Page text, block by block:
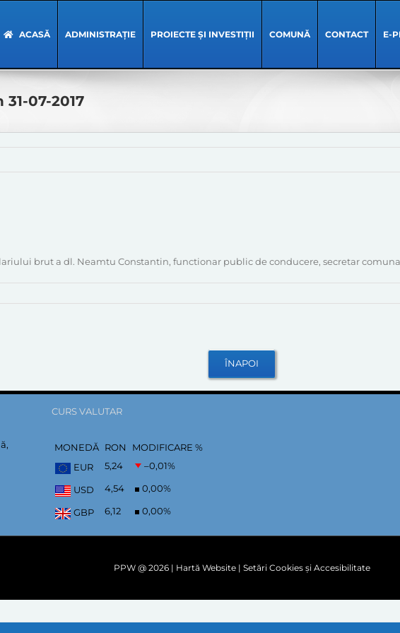
ACASĂ ADMINISTRAȚIE PROIECTE ȘI INVESTIȚII COMUNĂ CONTACT E-
07-2017
brut a dl. Neamtu Constantin, functionar public de conducere, secretar
CURS VALUTAR
MONEDĂ RON
MODIFICARE %
EUR
5,24 –0,01%
USD 4,54 0,00%
GBP 6,12 0,00%
PPW @ 2026 | Hartă Website| Setări Cookies și Accesibilitate